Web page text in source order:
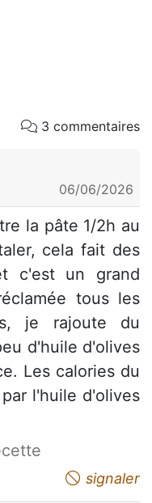
3 commentaires
06/06/2026
la pâte 1/2h au
cela fait des
c'est un grand
tous les
je rajoute du
d'huile d'olives
Les calories du
l'huile d'olives
signaler